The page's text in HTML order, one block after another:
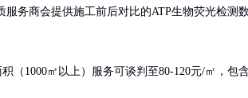
务商会提供施工前后对比的ATP生物荧光检测
（1000㎡以上）服务可谈判至80-120元/㎡，包